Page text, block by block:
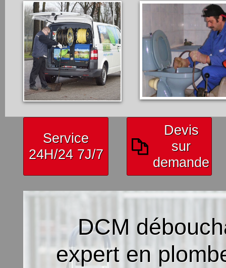
Service
24H/24 7J/7
Devis
sur
demande
DCM
expert en